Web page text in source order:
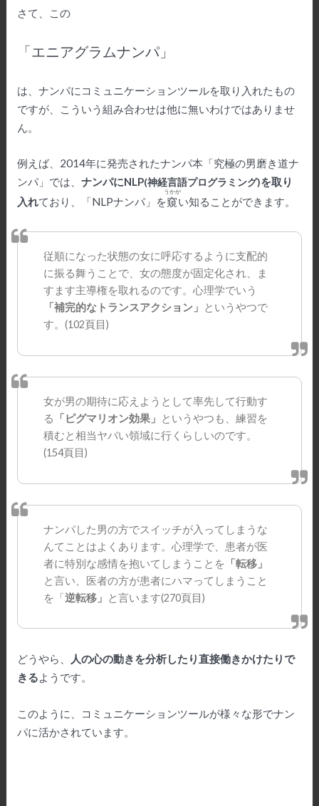
さて、この
「エニアグラムナンパ」
は、ナンパにコミュニケーションツールを取り入れたもの
ですが、こういう組み合わせは他に無いわけではありませ
ん。
例えば、2014年に発売されたナンパ本「究極の男磨き道ナ
ンパ」では、 ナンパにNLP(神経言語プログラミング)を取り
入れており、「NLPナンパ」を窺
うかが
い知ることができます。
従順になった状態の女に呼応するように支配的
に振る舞うことで、女の態度が固定化され、ま
すます主導権を取れるのです。心理学でいう
「補完的なトランスアクション」 というやつで
す。(102頁目)
女が男の期待に応えようとして率先して行動す
る
「ピグマリオン効果」 というやつも、練習を
積むと相当ヤバい領域に行くらしいのです。
(154頁目)
ナンパした男の方でスイッチが入ってしまうな
んてことはよくあります。心理学で、患者が医
者に特別な感情を抱いてしまうことを 「転移」
と言い、医者の方が患者にハマってしまうこと
を「逆転移」 と言います(270頁目)
どうやら、
人の心の動きを分析したり直接働きかけたりで
きるようです。
このように、コミュニケーションツールが様々な形でナン
パに活かされています。